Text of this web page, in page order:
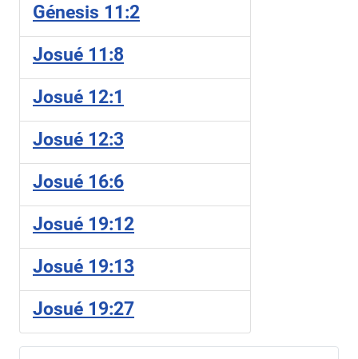
Génesis 11:2
Josué 11:8
Josué 12:1
Josué 12:3
Josué 16:6
Josué 19:12
Josué 19:13
Josué 19:27